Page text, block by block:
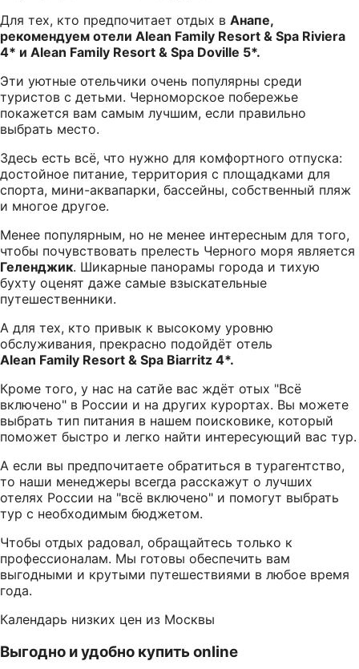
Для тех, кто предпочитает отдых в Анапе,
рекомендуем отели Alean Family Resort & Spa Riviera
4* и Alean Family Resort & Spa Doville 5*.
Эти уютные отельчики очень популярны среди
туристов с детьми. Черноморское побережье
покажется вам самым лучшим, если правильно
выбрать место.
Здесь есть всё, что нужно для комфортного отпуска:
достойное питание, территория с площадками для
спорта, мини-аквапарки, бассейны, собственный пляж
и многое другое.
Менее популярным, но не менее интересным для того,
чтобы почувствовать прелесть Черного моря является
Геленджик. Шикарные панорамы города и тихую
бухту оценят даже самые взыскательные
путешественники.
А для тех, кто привык к высокому уровню
обслуживания, прекрасно подойдёт отель
Alean Family Resort & Spa Biarritz 4*.
Кроме того, у нас на сатйе вас ждёт отых "Всё
включено" в России и на других курортах. Вы можете
выбрать тип питания в нашем поисковике, который
поможет быстро и легко найти интересующий вас тур.
А если вы предпочитаете обратиться в турагентство,
то наши менеджеры всегда расскажут о лучших
отелях России на "всё включено" и помогут выбрать
тур с необходимым бюджетом.
Чтобы отдых радовал, обращайтесь только к
профессионалам. Мы готовы обеспечить вам
выгодными и крутыми путешествиями в любое время
года.
Календарь низких цен из Москвы
Выгодно и удобно купить online